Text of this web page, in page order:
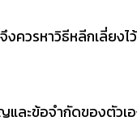
ควรหาวิธีหลีกเลี่ยง
และข้อจำกัดของตัวเ